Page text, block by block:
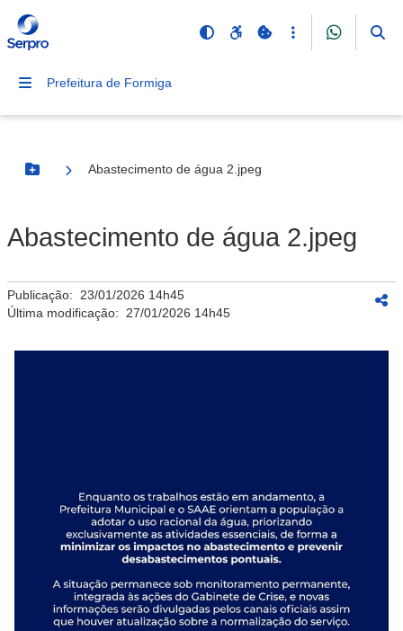
Prefeitura de Formiga
Botão Menu
Abastecimento de água 2.jpeg
Abastecimento de água 2.jpeg
Publicação: 23/01/2026 14h45
Última modificação: 27/01/2026 14h45